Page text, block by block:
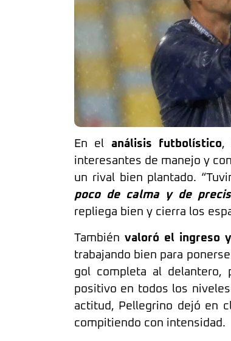
En el análisis futbolístico,
interesantes de manejo y
un rival bien plantado.
poco de calma y de
repliega bien y cierra los
Tambiénvaloró el ingreso
trabajando bien para
gol completa al delantero,
positivo en todos los
actitud, Pellegrino dejó en
compitiendo con intensidad.